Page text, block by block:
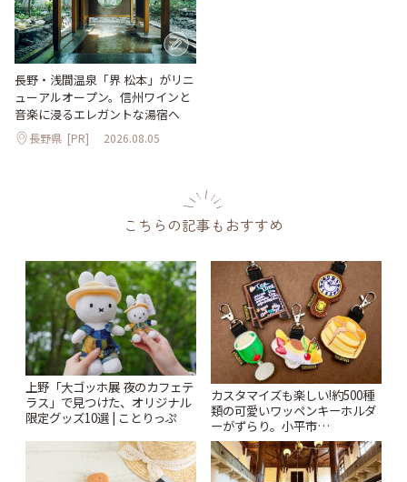
長野・浅間温泉「界 松本」がリニ
ューアルオープン。信州ワインと
音楽に浸るエレガントな湯宿へ
長野県 [PR] 2026.08.05
こちらの記事もおすすめ
上野「大ゴッホ展 夜のカフェテ
ラス」で見つけた、オリジナル
限定グッズ10選 | ことりっぷ
カスタマイズも楽しい!約500種
類の可愛いワッペンキーホルダ
ーがずらり。小平市
「Kimamaya T&K」 | ことりっ
ぷ